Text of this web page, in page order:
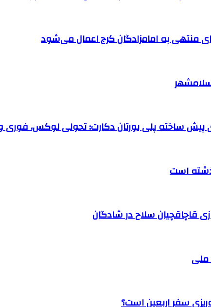
منتهی به امامزادگان کرج اعمال می‌شود
پیش ساخته پلی یورتان دکارت؛ تحولی لوکس،
است
قاچاقچیان سلاح در شادگان
ملی
سفر اربعین است؟